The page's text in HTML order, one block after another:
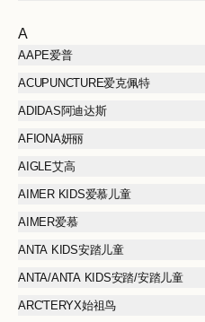
A
AAPE爱普
ACUPUNCTURE爱克佩特
ADIDAS阿迪达斯
AFIONA妍丽
AIGLE艾高
AIMER KIDS爱慕儿童
AIMER爱慕
ANTA KIDS安踏儿童
ANTA/ANTA KIDS安踏/安踏儿童
ARC'TERYX始祖鸟